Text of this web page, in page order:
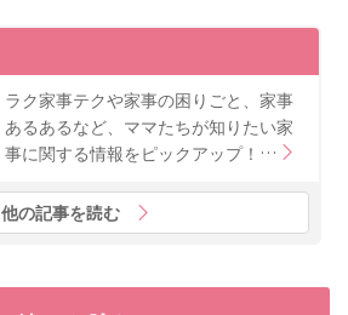
ラク家事テクや家事の困りごと、家事
あるあるなど、ママたちが知りたい家
事に関する情報をピックアップ！…
他の記事を読む